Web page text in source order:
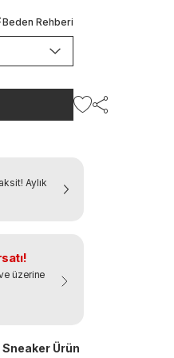
Beden Rehberi
Aylık
üzerine
Ürün